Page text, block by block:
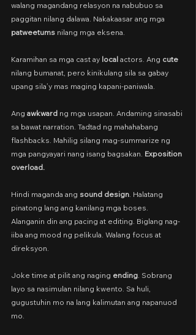
walang magandang relasyon na nabubuo sa
paggitan nilang dalawa. Nakakaasar ang mga
patweetums nilang mga eksena.
Karamihan sa mga cast ay local actors. Ang cute
nilang bumanat, pero kinikulang sila sa gabay
upang sila’y mas maging kapani-paniwala.
Ang awkward ng mga usapan. Andaming sinasabi
sa bawat narration. Tadtad ng mahahabang
flashbacks. Mahilig silang mag-summarize ng
mga pangyayari nang isang bagsakan. Exposition
overload.
Hindi maganda ang sound design. Halatang
pinatong lang ang kanilang mga boses.
Alanganin din ang pacing at editing. Biglang nag-
iiba ang mood ng pelikula. Walang focus at
direksyon.
Joke time at pilit ang naging ending. Sobrang
layo sa nasimulan nilang kwento. Sa huli,
gugustuhin mo na lang kalimutan ang napanuod
mo.